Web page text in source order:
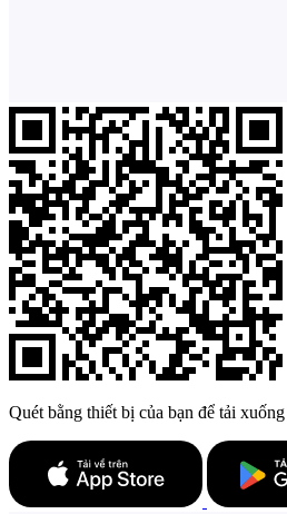
Quét bằng thiết bị của bạn để tải